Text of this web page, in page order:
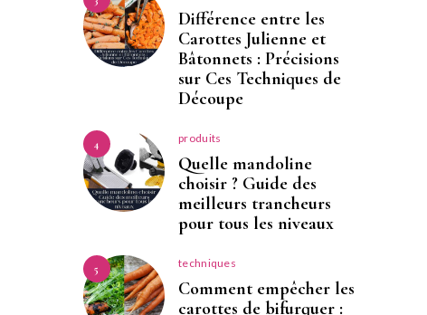
Différence entre les
Carottes Julienne et
Bâtonnets : Précisions
sur Ces Techniques de
Découpe
4 produits
Quelle mandoline
choisir ? Guide des
meilleurs trancheurs
pour tous les niveaux
5 techniques
Comment empêcher les
carottes de bifurquer :